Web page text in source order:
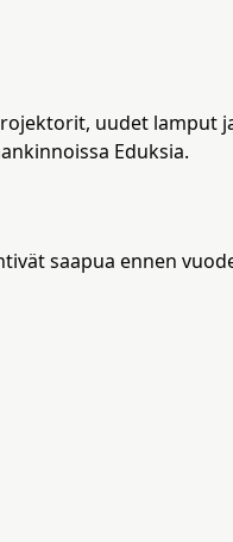
uudet lamput
Eduksia.
saapua ennen